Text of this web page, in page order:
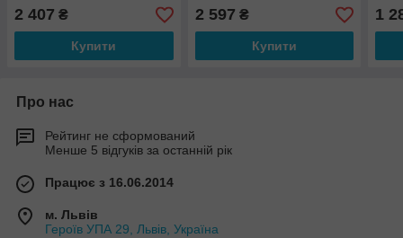
2 407 ₴
Купити
2 597 ₴
Купити
1
Про нас
Рейтинг не сформований
Менше 5 відгуків за останній рік
Працює з 16.06.2014
м. Львів
Героїв УПА 29, Львів, Україна